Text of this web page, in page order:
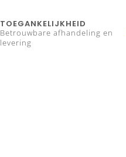
TOEGANKELIJKHEID
Betrouwbare afhandeling en
levering